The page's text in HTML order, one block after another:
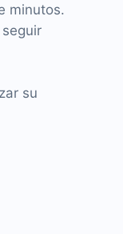
minutos.
su